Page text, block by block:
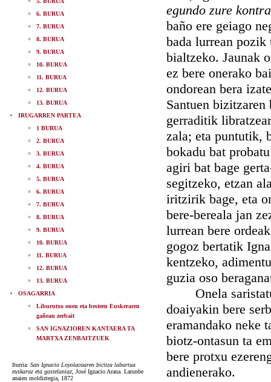
6. BURUA
7. BURUA
8. BURUA
9. BURUA
10. BURUA
11. BURUA
12. BURUA
13. BURUA
IRUGARREN PARTEA
1 BURUA
2. BURUA
3. BURUA
4. BURUA
5. BURUA
6. BURUA
7. BURUA
8. BURUA
9. BURUA
10. BURUA
11. BURUA
12. BURUA
13. BURUA
OSAGARRIA
Liburutxo onen eta besteen Euskeraren
gañean zerbait
SAN IGNAZIOREN KANTAERA TA
MARTXA ZENBAITZUEK
Iturria: San Ignacio Loyolacoaren bicitza laburtua
euskaraz eta gastelaniaz , José Ignacio Arana. Larunbe
anaien moldiztegia, 1872
egundo zure
baño ere geiago
bada lurrean
bialtzeko. Jaunak
ez bere onerako
ondorean bera
Santuen
gerraditik
zala; eta puntutik,
bokadu bat
agiri bat bage
segitzeko, etzan
iritzirik bage, eta
bere-bereala jan
lurrean bere
gogoz bertatik
kentzeko,
guzia oso
Onela saristatu
doaiyakin bere
eramandako neke
biotz-ontasun ta
bere protxu
andienerako.